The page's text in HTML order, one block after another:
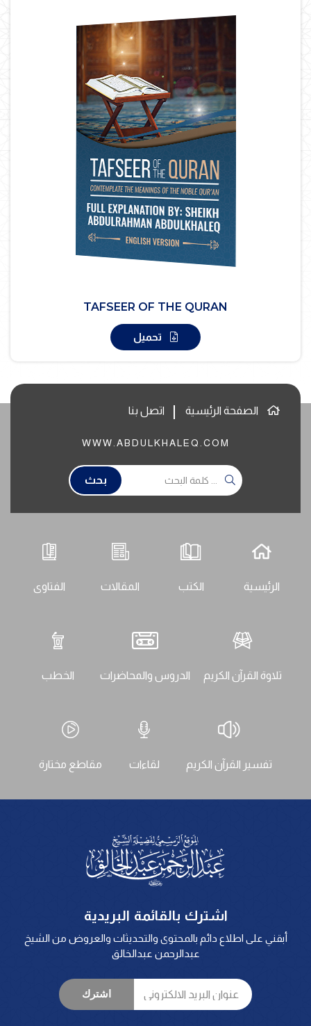
TAFSEER OF THE QURAN
تحميل
الصفحة الرئيسية اتصل بنا
WWW.ABDULKHALEQ.COM
بحث
الرئيسية الكتب المقالات الفتاوى
تلاوة القرآن الكريم الدروس والمحاضرات الخطب
تفسير القرآن الكريم لقاءات مقاطع مختارة
اشترك بالقائمة البريدية
أبقني على اطلاع دائم بالمحتوى والتحديثات والعروض من الشيخ
عبدالرحمن عبدالخالق
اشترك